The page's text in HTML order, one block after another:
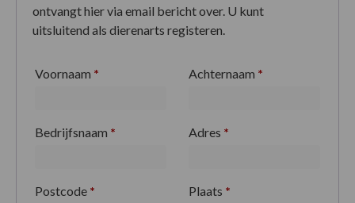
ontvangt hier via email bericht over. U kunt
uitsluitend als dierenarts registeren.
Voornaam * Achternaam *
Bedrijfsnaam * Adres *
Postcode * Plaats *